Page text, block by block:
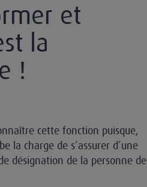
et
la
!
cette fonction puisque,
la charge de s’assurer d’une
désignation de la personne de